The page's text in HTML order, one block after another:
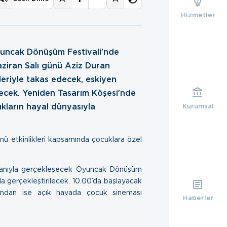
Dönüşüm Festivali’nde
Salı günü Aziz Duran
takas edecek, eskiyen
Yeniden Tasarım Köşesi’nde
hayal dünyasıyla
etkinlikleri kapsamında çocuklara özel
gerçekleşecek Oyuncak Dönüşüm
gerçekleştirilecek. 10.00’da başlayacak
ise açık havada çocuk sineması
Hizmetler
Kurumsal
Haberler